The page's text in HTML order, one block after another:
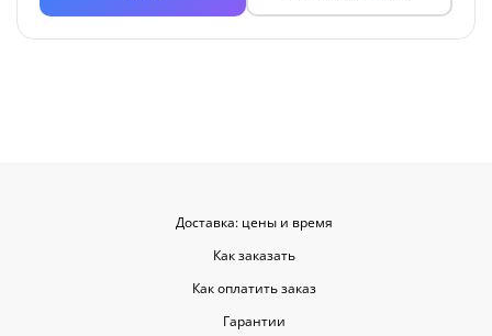
Доставка: цены и время
Как заказать
Как оплатить заказ
Гарантии